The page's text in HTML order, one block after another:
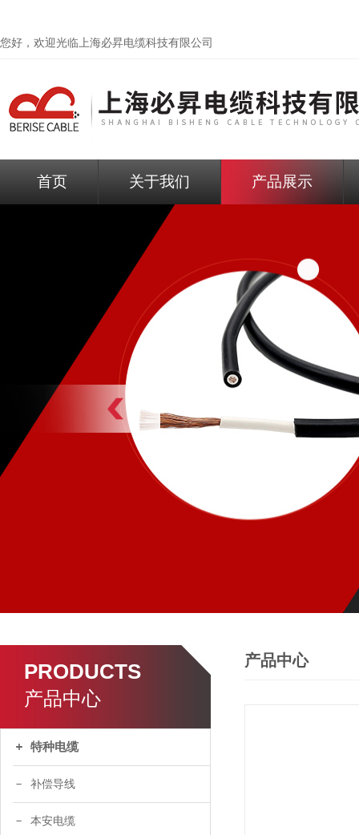
您好，欢迎光临上海必昇电缆科技有限公司
首页 关于我们 产品展示
PRODUCTS
产品中心
特种电缆
补偿导线
本安电缆
产品中心